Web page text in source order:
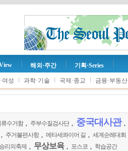
해외·주간 기획·Series
여성 l 과학·기술 l 국제·종교 l 금융·부동산
류수거함 주부수질검사단 중국대사관
주거불편사항 메타세콰이어 길 세계순례대회
리의축제 무상보육 포스코 학습공간